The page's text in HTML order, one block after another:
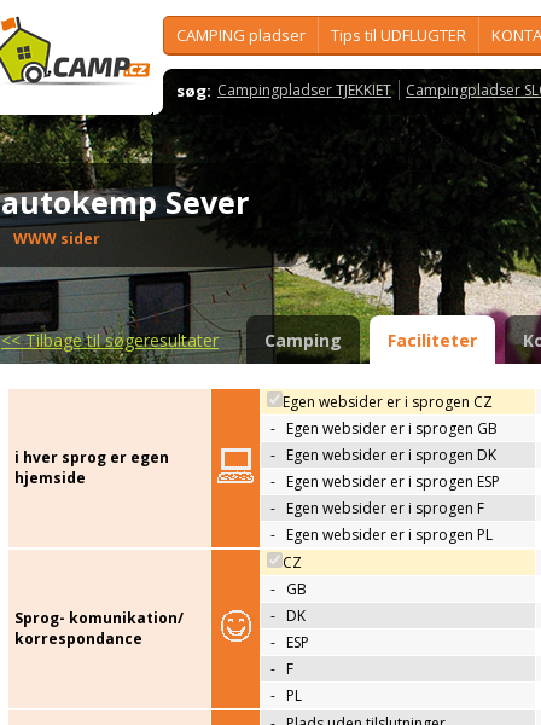
CAMPING pladser Tips til UDFLUGTER
søg: Campingpladser TJEKKIET Campingpladser
autokemp Sever
WWW sider
<<Tilbage til søgeresultater Camping Faciliteter
i hver sprog er egen
hjemside
Egen websider er i sprogen CZ
- Egen websider er i sprogen GB
- Egen websider er i sprogen DK
- Egen websider er i sprogen ESP
- Egen websider er i sprogen F
- Egen websider er i sprogen PL
Sprog- komunikation/
korrespondance
CZ
- GB
- DK
- ESP
- F
- PL